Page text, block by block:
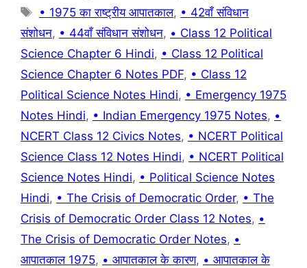
Tags
• 1975 का राष्ट्रीय आपातकाल, • 42वाँ संविधान
संशोधन, • 44वाँ संविधान संशोधन, • Class 12 Political
Science Chapter 6 Hindi, • Class 12 Political
Science Chapter 6 Notes PDF, • Class 12
Political Science Notes Hindi, • Emergency 1975
Notes Hindi, • Indian Emergency 1975 Notes, •
NCERT Class 12 Civics Notes, • NCERT Political
Science Class 12 Notes Hindi, • NCERT Political
Science Notes Hindi, • Political Science Notes
Hindi, • The Crisis of Democratic Order, • The
Crisis of Democratic Order Class 12 Notes, •
The Crisis of Democratic Order Notes, •
आपातकाल 1975, • आपातकाल के कारण, • आपातकाल के